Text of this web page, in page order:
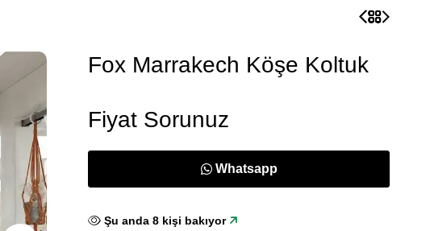
Fox Marrakech Köşe Koltuk
Fiyat Sorunuz
Whatsapp
Şu anda10kişi bakıyor